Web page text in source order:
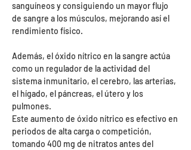
sanguíneos y consiguiendo un mayor flujo
de sangre a los músculos, mejorando así el
rendimiento físico.
Además, el óxido nítrico en la sangre actúa
como un regulador de la actividad del
sistema inmunitario, el cerebro, las arterias,
el hígado, el páncreas, el útero y los
pulmones.
Este aumento de óxido nítrico es efectivo en
periodos de alta carga o competición,
tomando 400 mg de nitratos antes del